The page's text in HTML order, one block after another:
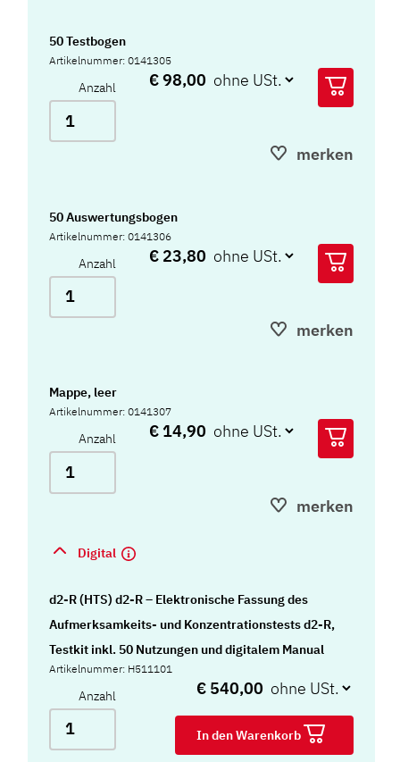
50 Testbogen
Artikelnummer: 0141305
Anzahl € 98,00
merken
50 Auswertungsbogen
Artikelnummer: 0141306
Anzahl € 23,80
merken
Mappe, leer
Artikelnummer: 0141307
Anzahl € 14,90
merken
Digital
d2-R (HTS) d2-R – Elektronische Fassung des
Aufmerksamkeits- und Konzentrationstests d2-R,
Testkit inkl. 50 Nutzungen und digitalem Manual
Artikelnummer: H511101
Anzahl € 540,00
In den Warenkorb